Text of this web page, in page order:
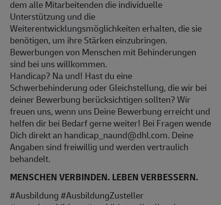
dem alle Mitarbeitenden die individuelle
Unterstützung und die
Weiterentwicklungsmöglichkeiten erhalten, die sie
benötigen, um ihre Stärken einzubringen.
Bewerbungen von Menschen mit Behinderungen
sind bei uns willkommen.
Handicap? Na und! Hast du eine
Schwerbehinderung oder Gleichstellung, die wir bei
deiner Bewerbung berücksichtigen sollten? Wir
freuen uns, wenn uns Deine Bewerbung erreicht und
helfen dir bei Bedarf gerne weiter! Bei Fragen wende
Dich direkt an handicap_naund@dhl.com. Deine
Angaben sind freiwillig und werden vertraulich
behandelt.
MENSCHEN VERBINDEN. LEBEN VERBESSERN.
#Ausbildung #AusbildungZusteller